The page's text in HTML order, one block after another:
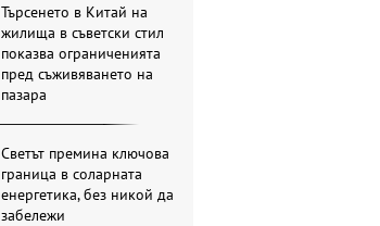
Търсенето в Китай на
жилища в съветски стил
показва ограниченията
пред съживяването на
пазара
Светът премина ключова
граница в соларната
енергетика, без никой да
забележи